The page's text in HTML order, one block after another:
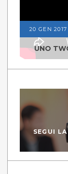
20 GEN 2017
SEGUI